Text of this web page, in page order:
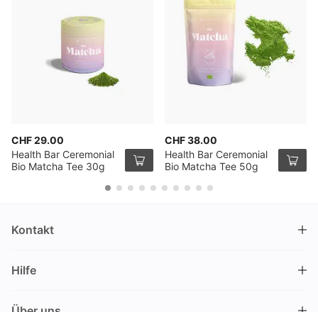
CHF 29.00
Health Bar Ceremonial
Bio Matcha Tee 30g
CHF 38.00
Health Bar Ceremonial
Bio Matcha Tee 50g
Kontakt
Nüschelerstrasse 35
Schweiz
Hilfe